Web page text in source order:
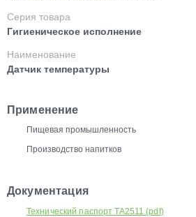
Серия товара
Гигиеническое исполнение
Наименование
Датчик температуры
Применение
Пищевая промышленность
Производство напитков
Документация
Технический паспорт TA2511 (pdf)